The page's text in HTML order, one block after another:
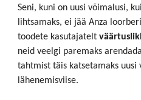
Seni, kuni on uusi võimalusi,
lihtsamaks, ei jää Anza
toodete kasutajatelt
neid veelgi paremaks
tahtmist täis katsetamaks uusi
lähenemisviise.